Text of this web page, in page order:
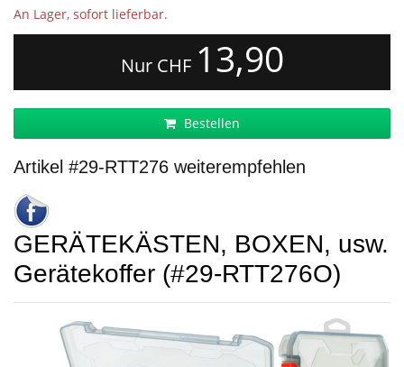
An Lager, sofort lieferbar.
Nur CHF 13,90
Bestellen
Artikel #29-RTT276 weiterempfehlen
GERÄTEKÄSTEN, BOXEN, usw.
Gerätekoffer (#29-RTT276O)